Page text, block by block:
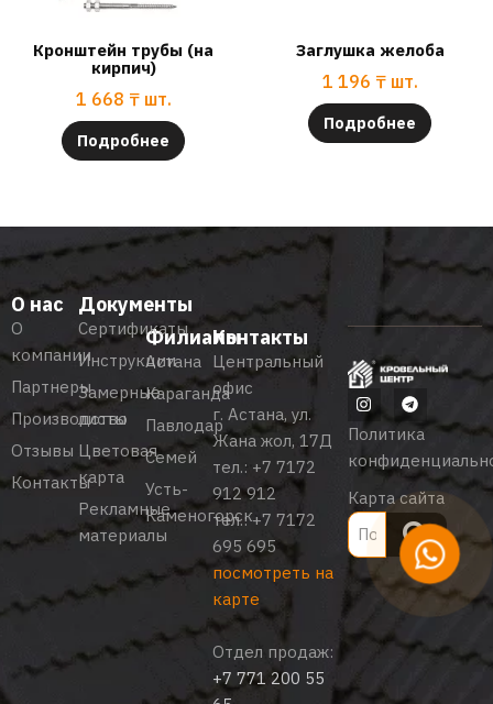
Кронштейн трубы (на
кирпич)
1 668 ₸ шт.
Подробнее
Заглушка желоба
1 196 ₸ шт.
Подробнее
О нас
О
компании
Партнеры
Производство
Отзывы
Контакты
Документы
Сертификаты
Инструкции
Замерные
листы
Цветовая
карта
Рекламные
материалы
Филиалы
Астана
Караганда
Павлодар
Семей
Усть-
Каменогорск
Контакты
Центральный
офис
г. Астана, ул.
Жана жол, 17Д
тел.: +7 7172
912 912
тел.:+7 7172
695 695
посмотреть на
карте
Отдел продаж:
+7 771 200 55
Политика
Карта сайта